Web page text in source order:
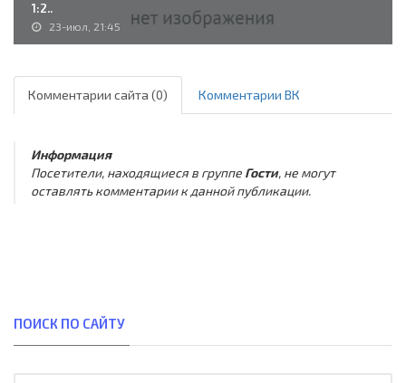
1:2..
23-июл, 21:45
Комментарии сайта (0) Комментарии ВК
Информация
Посетители, находящиеся в группе Гости, не могут
оставлять комментарии к данной публикации.
ПОИСК ПО САЙТУ